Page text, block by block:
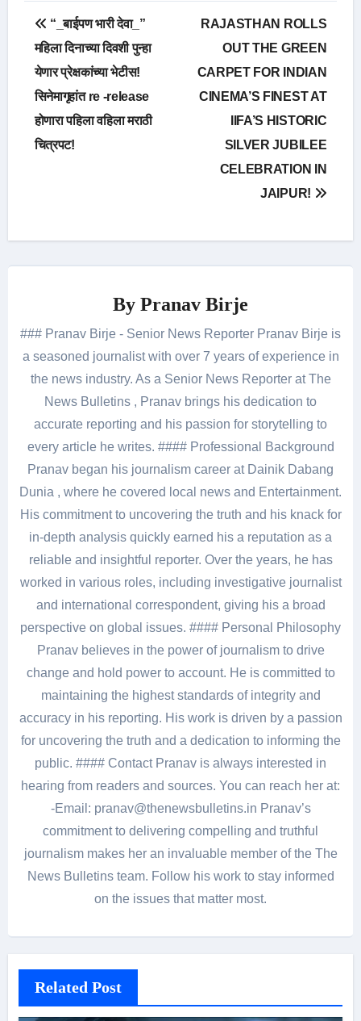
Post
navigation
“_बाईपण भारी देवा_”
महिला दिनाच्या दिवशी पुन्हा
येणार प्रेक्षकांच्या भेटीस!
सिनेमागृहांत re -release
होणारा पहिला वहिला मराठी
चित्रपट!
RAJASTHAN ROLLS
OUT THE GREEN
CARPET FOR INDIAN
CINEMA’S FINEST AT
IIFA’S HISTORIC
SILVER JUBILEE
CELEBRATION IN
JAIPUR!
By Pranav Birje
### Pranav Birje - Senior News Reporter Pranav Birje is
a seasoned journalist with over 7 years of experience in
the news industry. As a Senior News Reporter at The
News Bulletins , Pranav brings his dedication to
accurate reporting and his passion for storytelling to
every article he writes. #### Professional Background
Pranav began his journalism career at Dainik Dabang
Dunia , where he covered local news and Entertainment.
His commitment to uncovering the truth and his knack for
in-depth analysis quickly earned his a reputation as a
reliable and insightful reporter. Over the years, he has
worked in various roles, including investigative journalist
and international correspondent, giving his a broad
perspective on global issues. #### Personal Philosophy
Pranav believes in the power of journalism to drive
change and hold power to account. He is committed to
maintaining the highest standards of integrity and
accuracy in his reporting. His work is driven by a passion
for uncovering the truth and a dedication to informing the
public. #### Contact Pranav is always interested in
hearing from readers and sources. You can reach her at:
-Email: pranav@thenewsbulletins.in Pranav’s
commitment to delivering compelling and truthful
journalism makes her an invaluable member of the The
News Bulletins team. Follow his work to stay informed
on the issues that matter most.
Related Post